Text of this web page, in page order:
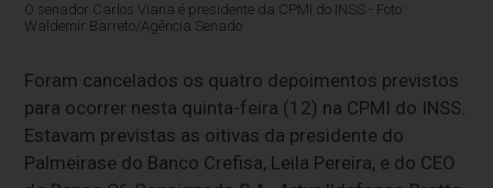
O senador Carlos Viana é presidente da CPMI do INSS - Foto:
Waldemir Barreto/Agência Senado
Foram cancelados os quatro depoimentos previstos
para ocorrer nesta quinta-feira (12) na CPMI do INSS.
Estavam previstas as oitivas da presidente do
Palmeirase do Banco Crefisa, Leila Pereira, e do CEO